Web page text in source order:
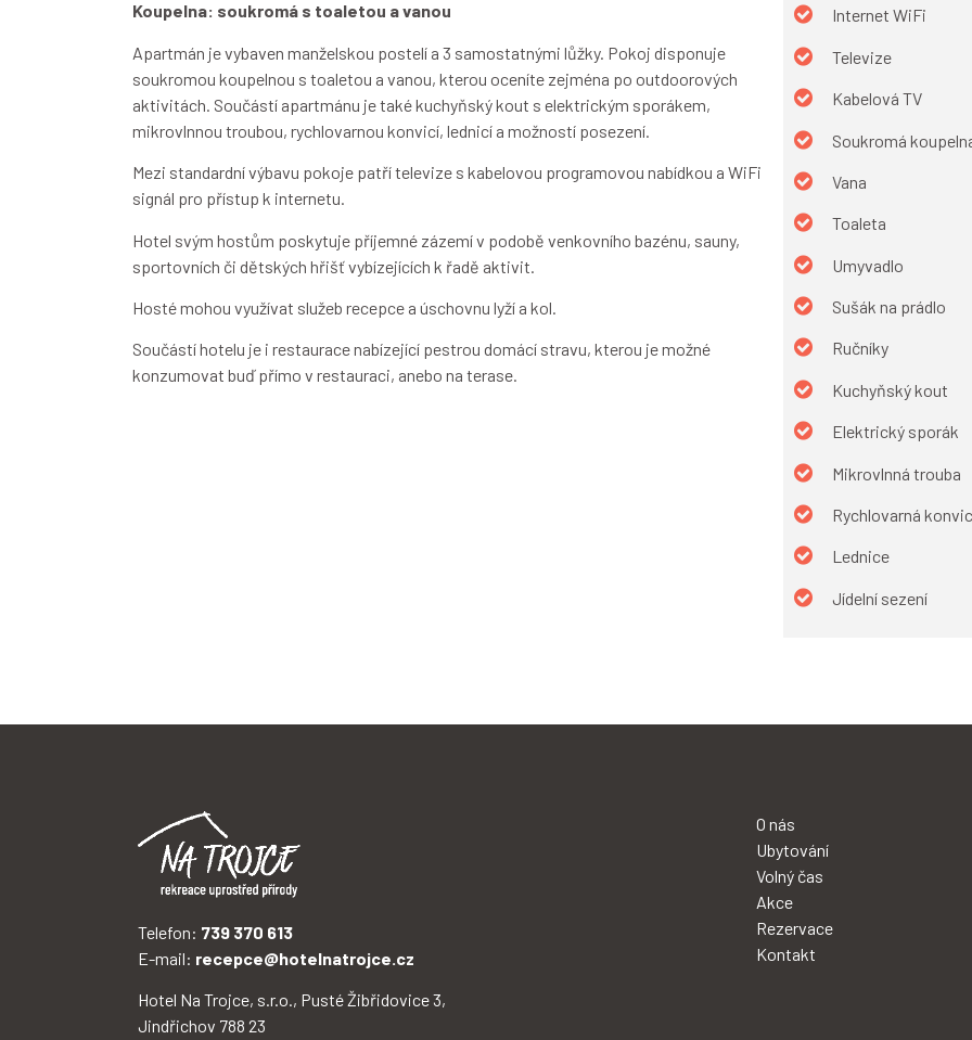
Koupelna: soukromá s toaletou a vanou
Apartmán je vybaven manželskou postelí a 3 samostatnými lůžky. Pokoj disponuje
soukromou koupelnou s toaletou a vanou, kterou oceníte zejména po outdoorových
aktivitách. Součástí apartmánu je také kuchyňský kout s elektrickým sporákem,
mikrovlnnou troubou, rychlovarnou konvicí, lednicí a možností posezení.
Mezi standardní výbavu pokoje patří televize s kabelovou programovou nabídkou a WiFi
signál pro přístup k internetu.
Hotel svým hostům poskytuje příjemné zázemí v podobě venkovního bazénu, sauny,
sportovních či dětských hřišť vybízejících k řadě aktivit.
Hosté mohou využívat služeb recepce a úschovnu lyží a kol.
Součástí hotelu je i restaurace nabízející pestrou domácí stravu, kterou je možné
konzumovat buď přímo v restauraci, anebo na terase.
Internet WiFi
Televize
Kabelová TV
Soukromá
Vana
Toaleta
Umyvadlo
Sušák na prádlo
Ručníky
Kuchyňský kout
Elektrický sporák
Mikrovlnná trouba
Rychlovarná
Lednice
Jídelní sezení
Telefon: 739 370 613
E-mail: recepce@hotelnatrojce.cz
Hotel Na Trojce, s.r.o., Pusté Žibřidovice 3,
Jindřichov 788 23
O nás
Ubytování
Volný čas
Akce
Rezervace
Kontakt